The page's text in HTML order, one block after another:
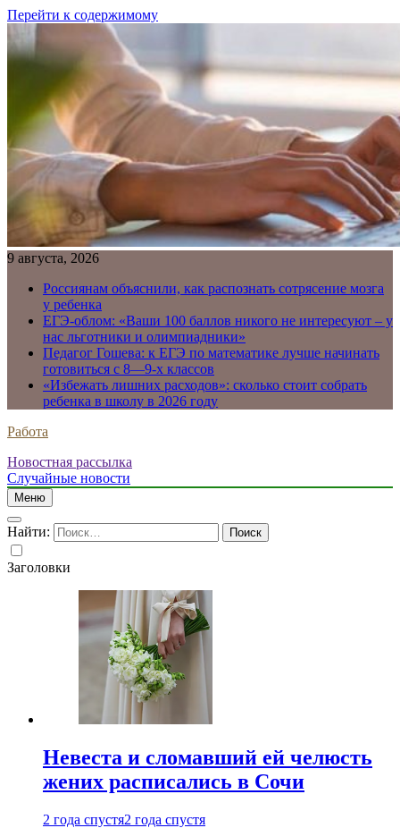
Перейти к содержимому
9 августа, 2026
Россиянам объяснили, как распознать сотрясение мозга
у ребенка
ЕГЭ-облом: «Ваши 100 баллов никого не интересуют – у
нас льготники и олимпиадники»
Педагог Гошева: к ЕГЭ по математике лучше начинать
готовиться с 8—9-х классов
«Избежать лишних расходов»: сколько стоит собрать
ребенка в школу в 2026 году
Работа
Новостная рассылка
Случайные новости
Меню
Найти:
Заголовки
Невеста и сломавший ей челюсть
жених расписались в Сочи
2 года спустя2 года спустя